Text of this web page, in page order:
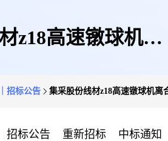
z18高速镦球机离
招标公告 集采股份线材z18高速镦球机
招标公告 重新招标 中标通知